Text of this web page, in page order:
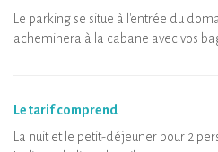
Le parking se situe à l'entrée du
acheminera à la cabane avec vos
Le tarif comprend
La nuit et le petit-déjeuner pour 2